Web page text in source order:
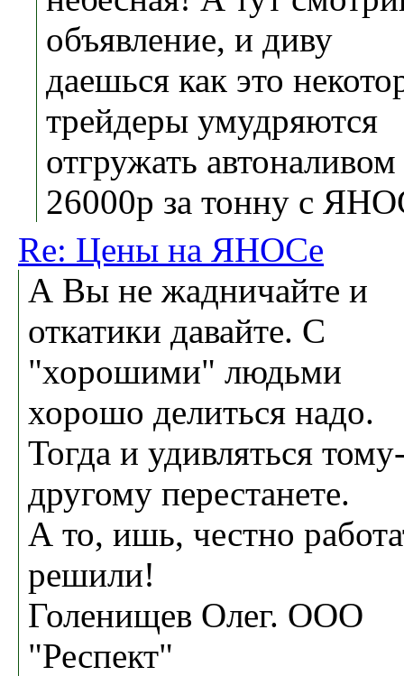
объявление, и диву
даешься как это
трейдеры умудряются
отгружать
26000р за тонну с
Re: Цены на ЯНОСе
А Вы не жадничайте и
откатики давайте. С
"хорошими" людьми
хорошо делиться надо.
Тогда и удивляться
другому перестанете.
А то, ишь, честно
решили!
Голенищев Олег. ООО
"Респект"